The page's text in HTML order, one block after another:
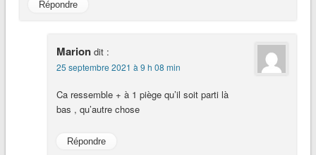
Répondre
Marion dit :
25 septembre 2021 à 9 h 08 min
Ca ressemble + à 1 piège qu’il soit parti là
bas , qu’autre chose
Répondre